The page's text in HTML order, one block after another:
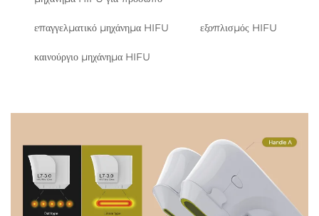
επαγγελματικό μηχάνημα HIFU εξοπλισμός HIFU
καινούργιο μηχάνημα HIFU